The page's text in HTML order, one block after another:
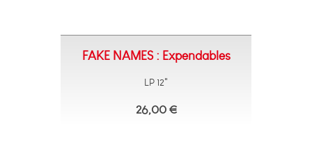
FAKE NAMES : Expendables
LP 12"
26,00 €